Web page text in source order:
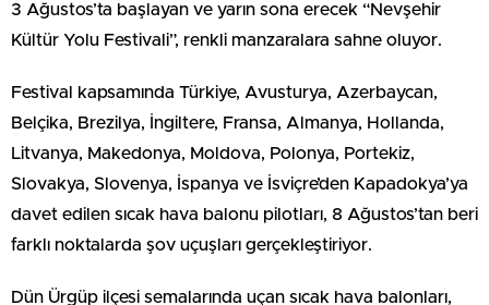
3 Ağustos’ta başlayan ve yarın sona erecek “Nevşehir
Kültür Yolu Festivali”, renkli manzaralara sahne oluyor.
Festival kapsamında Türkiye, Avusturya, Azerbaycan,
Belçika, Brezilya, İngiltere, Fransa, Almanya, Hollanda,
Litvanya, Makedonya, Moldova, Polonya, Portekiz,
Slovakya, Slovenya, İspanya ve İsviçre’den Kapadokya’ya
davet edilen sıcak hava balonu pilotları, 8 Ağustos’tan beri
farklı noktalarda şov uçuşları gerçekleştiriyor.
Dün Ürgüp ilçesi semalarında uçan sıcak hava balonları,